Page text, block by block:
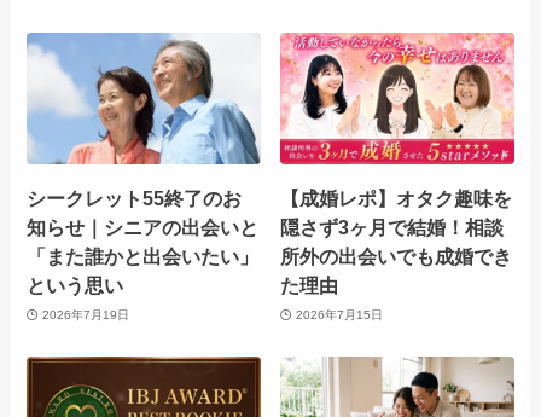
シークレット55終了のお
知らせ｜シニアの出会いと
「また誰かと出会いたい」
という思い
2026年7月19日
【成婚レポ】オタク趣味を
隠さず3ヶ月で結婚！相談
所外の出会いでも成婚でき
た理由
2026年7月15日